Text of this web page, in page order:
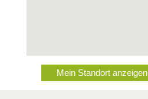
Mein Standort anzeigen